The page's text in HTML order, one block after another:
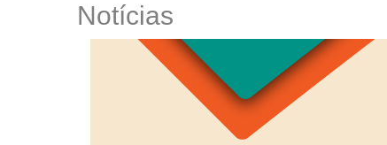
Notícias